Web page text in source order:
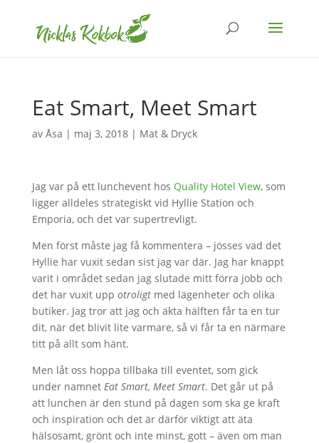
Eat Smart, Meet Smart
av Åsa | maj 3, 2018| Mat & Dryck
Jag var på ett lunchevent hos Quality Hotel View, som
ligger alldeles strategiskt vid Hyllie Station och
Emporia, och det var supertrevligt.
Men först måste jag få kommentera – jösses vad det
Hyllie har vuxit sedan sist jag var där. Jag har knappt
varit i området sedan jag slutade mitt förra jobb och
det har vuxit upp otroligtmed lägenheter och olika
butiker. Jag tror att jag och äkta hälften får ta en tur
dit, när det blivit lite varmare, så vi får ta en närmare
titt på allt som hänt.
Men låt oss hoppa tillbaka till eventet, som gick
under namnet Eat Smart, Meet Smart. Det går ut på
att lunchen är den stund på dagen som ska ge kraft
och inspiration och det är därför viktigt att äta
hälsosamt, grönt och inte minst, gott – även om man